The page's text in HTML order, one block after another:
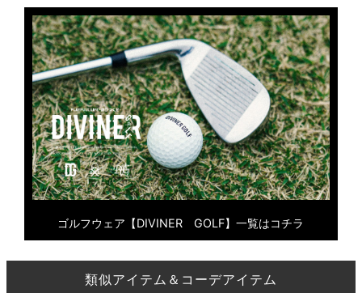
ゴルフウェア【DIVINER GOLF】一覧はコチラ
類似アイテム＆コーデアイテム